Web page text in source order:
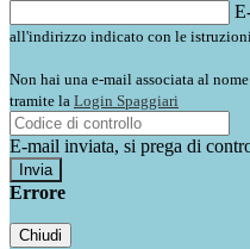
all'indirizzo indicato con le istruzioni
Non hai una e-mail associata al
tramite la Login Spaggiari
E-mail inviata, si prega di
Errore
Chiudi